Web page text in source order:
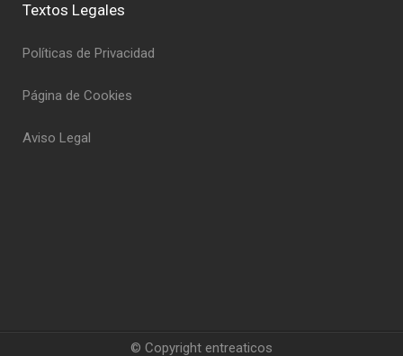
Textos Legales
Políticas de Privacidad
Página de Cookies
Aviso Legal
© Copyright entreaticos